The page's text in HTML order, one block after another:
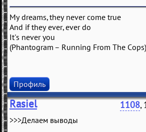
My dreams, they never come true
And if they ever, ever do
It's never you
(Phantogram – Running From The Cops)
Профиль
Rasiel 1108,
>>>Делаем выводы